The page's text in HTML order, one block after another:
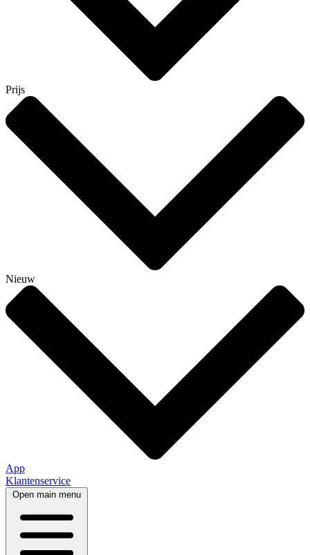
Prijs
Nieuw
App
Klantenservice
Open main menu